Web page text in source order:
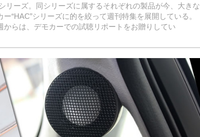
リーズ。同シリーズに属するそれぞれの製品が今、大きな
“HAC”シリーズに的を絞って週刊特集を展開している。
らは、デモカーでの試聴リポートをお贈りしてい